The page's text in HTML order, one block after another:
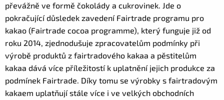
převážně ve formě čokolády a cukrovinek. Jde o
pokračující důsledek zavedení Fairtrade programu pro
kakao (Fairtrade cocoa programme), který funguje již od
roku 2014, zjednodušuje zpracovatelům podmínky při
výrobě produktů z fairtradového kakaa a pěstitelům
kakaa dává více příležitostí k uplatnění jejich produkce za
podmínek Fairtrade. Díky tomu se výrobky s fairtradovým
kakaem uplatňují stále více i ve velkých obchodních